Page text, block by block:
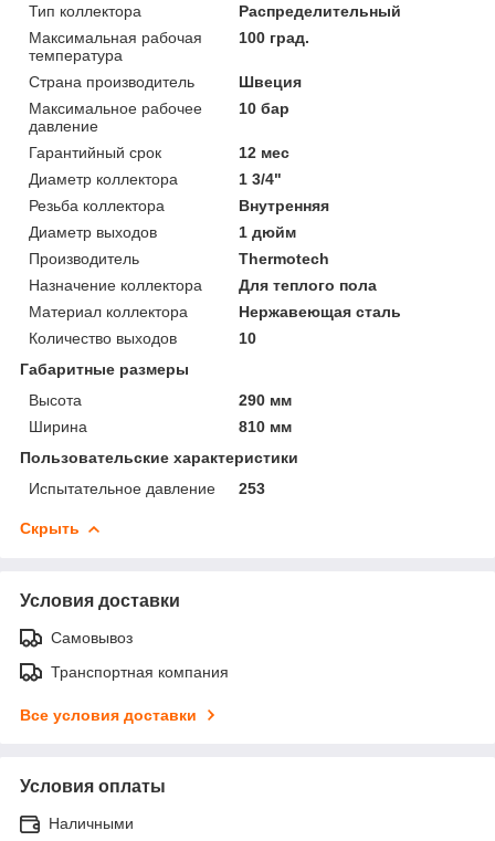
Тип коллектора
Распределительный
Максимальная рабочая
температура
100 град.
Страна производитель
Швеция
Максимальное рабочее
давление
10 бар
Гарантийный срок
12 мес
Диаметр коллектора
1 3/4"
Резьба коллектора
Внутренняя
Диаметр выходов
1 дюйм
Производитель
Thermotech
Назначение коллектора
Для теплого пола
Материал коллектора
Нержавеющая сталь
Количество выходов
10
Габаритные размеры
Высота
290 мм
Ширина
810 мм
Пользовательские характеристики
Испытательное давление
253
Скрыть
Условия доставки
Самовывоз
Транспортная компания
Все условия доставки
Условия оплаты
Наличными